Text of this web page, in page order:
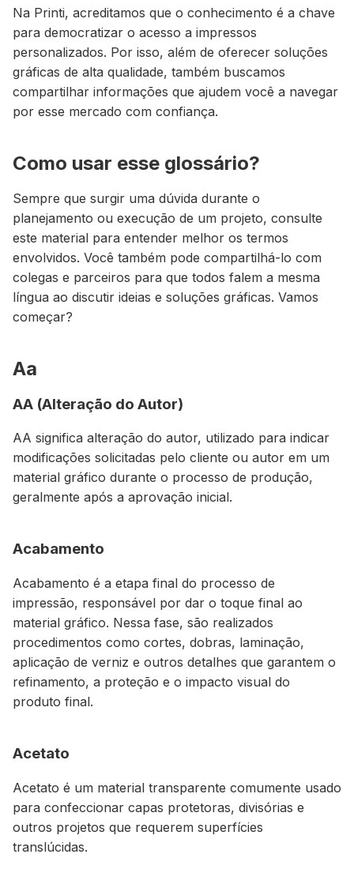
Na Printi, acreditamos que o conhecimento é a chave
para democratizar o acesso a impressos
personalizados. Por isso, além de oferecer soluções
gráficas de alta qualidade, também buscamos
compartilhar informações que ajudem você a navegar
por esse mercado com confiança.
Como usar esse glossário?
Sempre que surgir uma dúvida durante o
planejamento ou execução de um projeto, consulte
este material para entender melhor os termos
envolvidos. Você também pode compartilhá-lo com
colegas e parceiros para que todos falem a mesma
língua ao discutir ideias e soluções gráficas. Vamos
começar?
Aa
AA (Alteração do Autor)
AA significa alteração do autor, utilizado para indicar
modificações solicitadas pelo cliente ou autor em um
material gráfico durante o processo de produção,
geralmente após a aprovação inicial.
Acabamento
Acabamento é a etapa final do processo de
impressão, responsável por dar o toque final ao
material gráfico. Nessa fase, são realizados
procedimentos como cortes, dobras, laminação,
aplicação de verniz e outros detalhes que garantem o
refinamento, a proteção e o impacto visual do
produto final.
Acetato
Acetato é um material transparente comumente usado
para confeccionar capas protetoras, divisórias e
outros projetos que requerem superfícies
translúcidas.